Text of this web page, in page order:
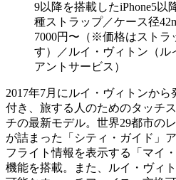
9以降を搭載したiPhone5以
種ストラップ／ケース径
7000円〜（※価格はストラ
す）／ルイ・ヴィトン（ル
アントサービス）
2017年7月にルイ・ヴィトンか
付き、旅する人のためのタッチ
チの最新モデル。世界29都市の
が詰まった「シティ・ガイド」
フライト情報を表示する「マイ
機能を搭載。また、ルイ・ヴィ